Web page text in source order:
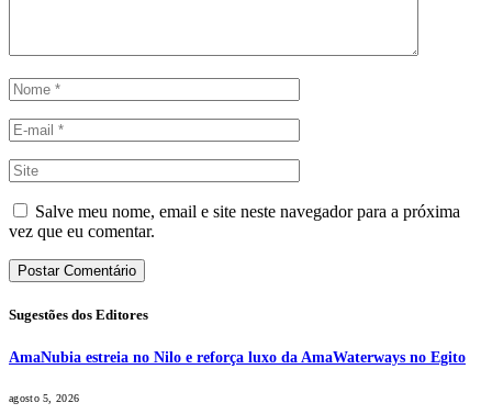
Salve meu nome, email e site neste navegador para a próxima
vez que eu comentar.
Sugestões dos Editores
AmaNubia estreia no Nilo e reforça luxo da AmaWaterways no Egito
agosto 5, 2026